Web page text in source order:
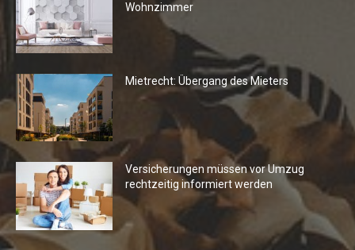
Wohnzimmer
Mietrecht: Übergang des Mieters
Versicherungen müssen vor Umzug
rechtzeitig informiert werden